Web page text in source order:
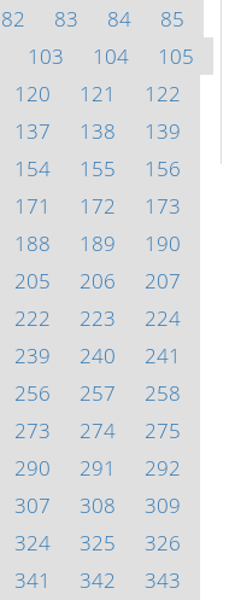
82 83 84
85
103 104
105
120 121
122
137 138
139
154 155
156
171 172
173
188 189
190
205 206
207
222 223
224
239 240
241
256 257
258
273 274
275
290 291
292
307 308
309
324 325
326
341 342 343